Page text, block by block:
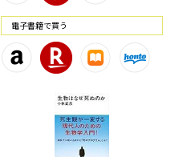
電⼦書籍で買う